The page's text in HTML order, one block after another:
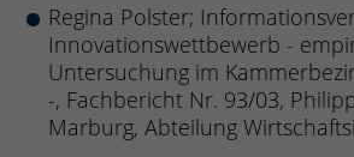
Regina Polster;
Innovationswettbewerb -
Untersuchung im
-, Fachbericht Nr. 93/03,
Marburg, Abteilung